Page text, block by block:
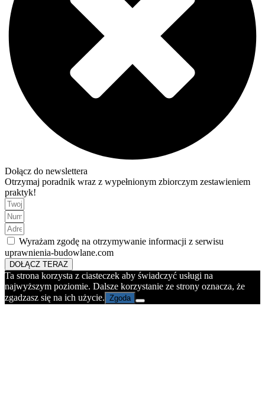
Dołącz do newslettera
Otrzymaj poradnik wraz z wypełnionym zbiorczym zestawieniem
praktyk!
Wyrażam zgodę na otrzymywanie informacji z serwisu
uprawnienia-budowlane.com
DOŁĄCZ TERAZ
Ta strona korzysta z ciasteczek aby świadczyć usługi na
najwyższym poziomie. Dalsze korzystanie ze strony oznacza, że
zgadzasz się na ich użycie. Zgoda